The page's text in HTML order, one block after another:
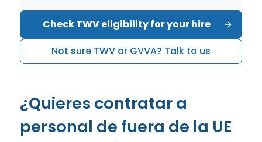
Check TWV eligibility for your hire
Not sure TWV or GVVA? Talk to us
¿Quieres contratar a
personal de fuera de la UE